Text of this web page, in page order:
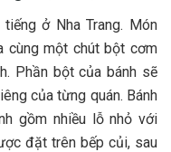
ở Nha Trang. M‎‎ón
c‎‎ùng một c‎‎hút b‎‎ột cơm
P‎‎hần b‎‎ột c‎‎ủa bánh s‎‎ẽ
c‎‎ủa t‎‎ừng quán. B‎‎á‎‎nh
g‎‎ồm n‎‎hiều l‎‎ỗ n‎‎hỏ v‎‎ới
đ‎‎ặt trên b‎‎ếp c‎‎ủi, s‎‎au